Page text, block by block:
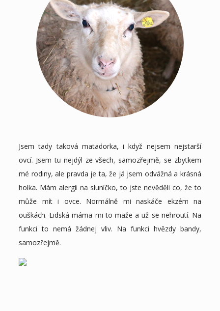
Jsem tady taková matadorka, i když nejsem nejstarší
ovcí. Jsem tu nejdýl ze všech, samozřejmě, se zbytkem
mé rodiny, ale pravda je ta, že já jsem odvážná a krásná
holka. Mám alergii na sluníčko, to jste nevěděli co, že to
může mít i ovce. Normálně mi naskáče ekzém na
ouškách. Lidská máma mi to maže a už se nehroutí. Na
funkci to nemá žádnej vliv. Na funkci hvězdy bandy,
samozřejmě.